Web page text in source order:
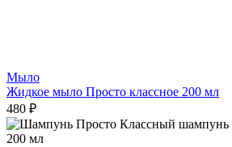
Мыло
Жидкое мыло Просто классное 200 мл
480 ₽